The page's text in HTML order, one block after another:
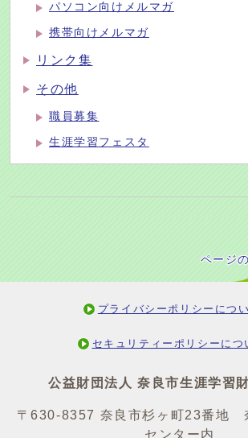
パソコン向けメルマガ
携帯向けメルマガ
リンク集
その他
職員募集
生涯学習フェスタ
ページ
プライバシーポリシーにつ
セキュリティーポリシーにつ
公益財団法人 奈良市生涯学習
〒630-8357 奈良市杉ヶ町23番地
センター内